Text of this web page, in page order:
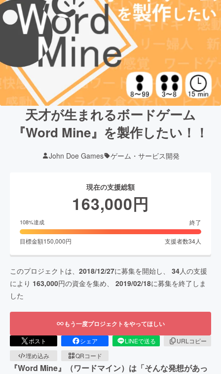
天才が生まれるボードゲーム
『Word Mine』を製作したい！！
John Doe Games ゲーム・サービス開発
現在の支援総額
163,000円
108%達成 終了
目標金額150,000円 支援者数34人
このプロジェクトは、 2018/12/27に募集を開始し、 34人の支援
により 163,000円の資金を集め、 2019/02/18に募集を終了しま
した
もう一度プロジェクトをやってほしい
ポスト シェア LINEで送る
URLコピー
埋め込み
QRコード
『Word Mine』（ワードマイン）は「そんな発想があっ